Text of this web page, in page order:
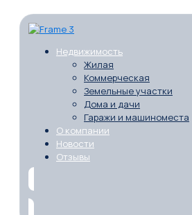
Недвижимость
Жилая
Коммерческая
Земельные участки
Дома и дачи
Гаражи и машиноместа
О компании
Новости
Отзывы